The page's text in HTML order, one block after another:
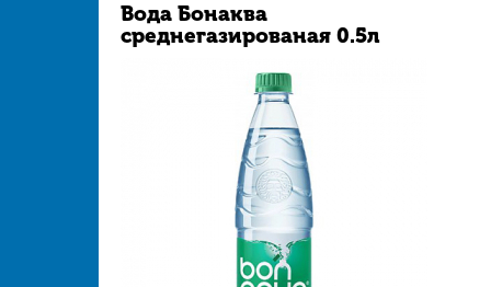
Вода Бонаква
среднегазированая 0.5л